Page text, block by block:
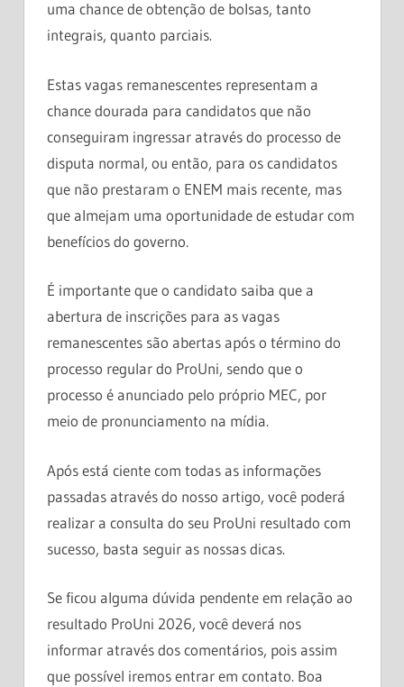
uma chance de obtenção de bolsas, tanto
integrais, quanto parciais.
Estas vagas remanescentes representam a
chance dourada para candidatos que não
conseguiram ingressar através do processo de
disputa normal, ou então, para os candidatos
que não prestaram o ENEM mais recente, mas
que almejam uma oportunidade de estudar com
benefícios do governo.
É importante que o candidato saiba que a
abertura de inscrições para as vagas
remanescentes são abertas após o término do
processo regular do ProUni, sendo que o
processo é anunciado pelo próprio MEC, por
meio de pronunciamento na mídia.
Após está ciente com todas as informações
passadas através do nosso artigo, você poderá
realizar a consulta do seu ProUni resultado com
sucesso, basta seguir as nossas dicas.
Se ficou alguma dúvida pendente em relação ao
resultado ProUni 2026, você deverá nos
informar através dos comentários, pois assim
que possível iremos entrar em contato. Boa